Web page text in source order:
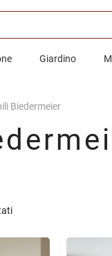
Giardino
Biedermeier
Ordina
base